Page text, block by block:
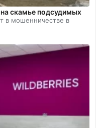
на скамье подсудимых
в мошенничестве в